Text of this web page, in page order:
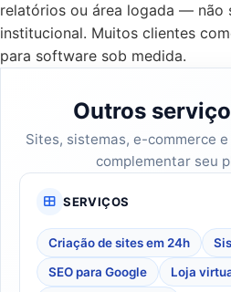
relatórios ou área logada — não
institucional. Muitos clientes
para software sob medida.
Outros
Sites, sistemas, e-commerce
complementar seu
SERVIÇOS
Criação de sites em 24h
SEO para Google Loja